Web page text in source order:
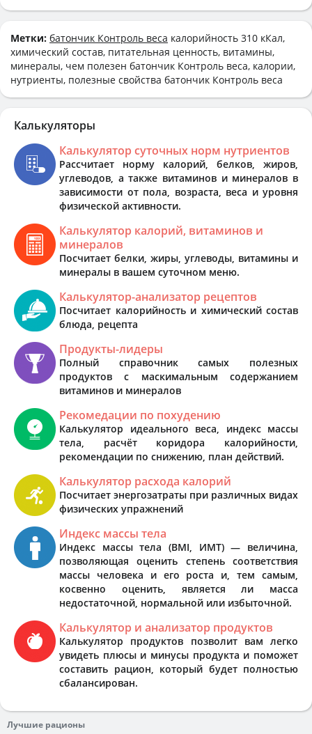
Метки: батончик Контроль веса калорийность 310 кКал,
химический состав, питательная ценность, витамины,
минералы, чем полезен батончик Контроль веса, калории,
нутриенты, полезные свойства батончик Контроль веса
Калькуляторы
Калькулятор суточных норм нутриентов
Рассчитает норму калорий, белков, жиров,
углеводов, а также витаминов и минералов в
зависимости от пола, возраста, веса и уровня
физической активности.
Калькулятор калорий, витаминов и
минералов
Посчитает белки, жиры, углеводы, витамины и
минералы в вашем суточном меню.
Калькулятор-анализатор рецептов
Посчитает калорийность и химический состав
блюда, рецепта
Продукты-лидеры
Полный справочник самых полезных
продуктов с маскимальным содержанием
витаминов и минералов
Рекомедации по похудению
Калькулятор идеального веса, индекс массы
тела, расчёт коридора калорийности,
рекомендации по снижению, план действий.
Калькулятор расхода калорий
Посчитает энергозатраты при различных видах
физических упражнений
Индекс массы тела
Индекс массы тела (BMI, ИМТ) — величина,
позволяющая оценить степень соответствия
массы человека и его роста и, тем самым,
косвенно оценить, является ли масса
недостаточной, нормальной или избыточной.
Калькулятор и анализатор продуктов
Калькулятор продуктов позволит вам легко
увидеть плюсы и минусы продукта и поможет
составить рацион, который будет полностью
сбалансирован.
Лучшие рационы